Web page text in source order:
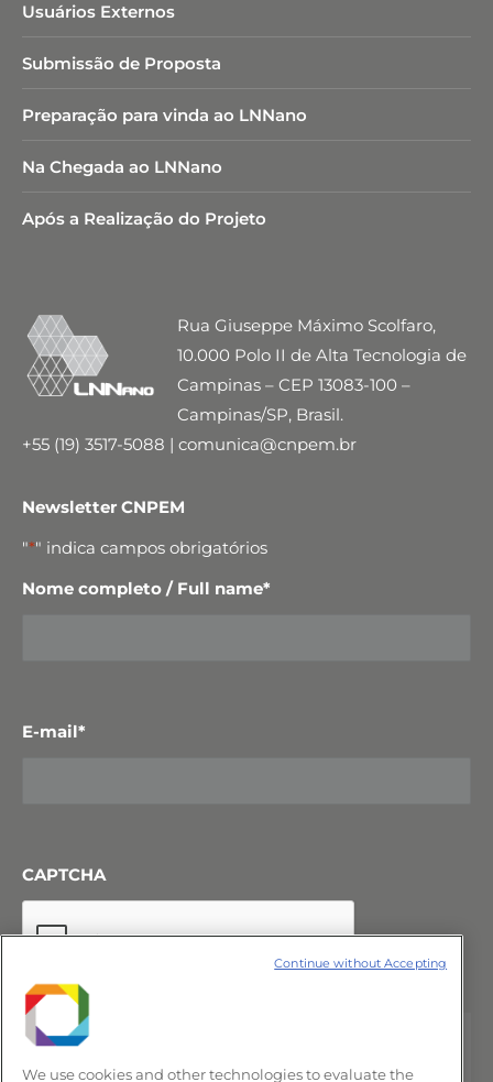
Usuários Externos
Submissão de Proposta
Preparação para vinda ao LNNano
Na Chegada ao LNNano
Após a Realização do Projeto
Rua Giuseppe Máximo Scolfaro,
10.000 Polo II de Alta Tecnologia de
Campinas – CEP 13083-100 –
Campinas/SP, Brasil.
+55 (19) 3517-5088 | comunica@cnpem.br
Newsletter CNPEM
"*" indica campos obrigatórios
Nome completo / Full name*
E-mail*
CAPTCHA
We use cookies and other technologies to evaluate the
Continue without Accepting